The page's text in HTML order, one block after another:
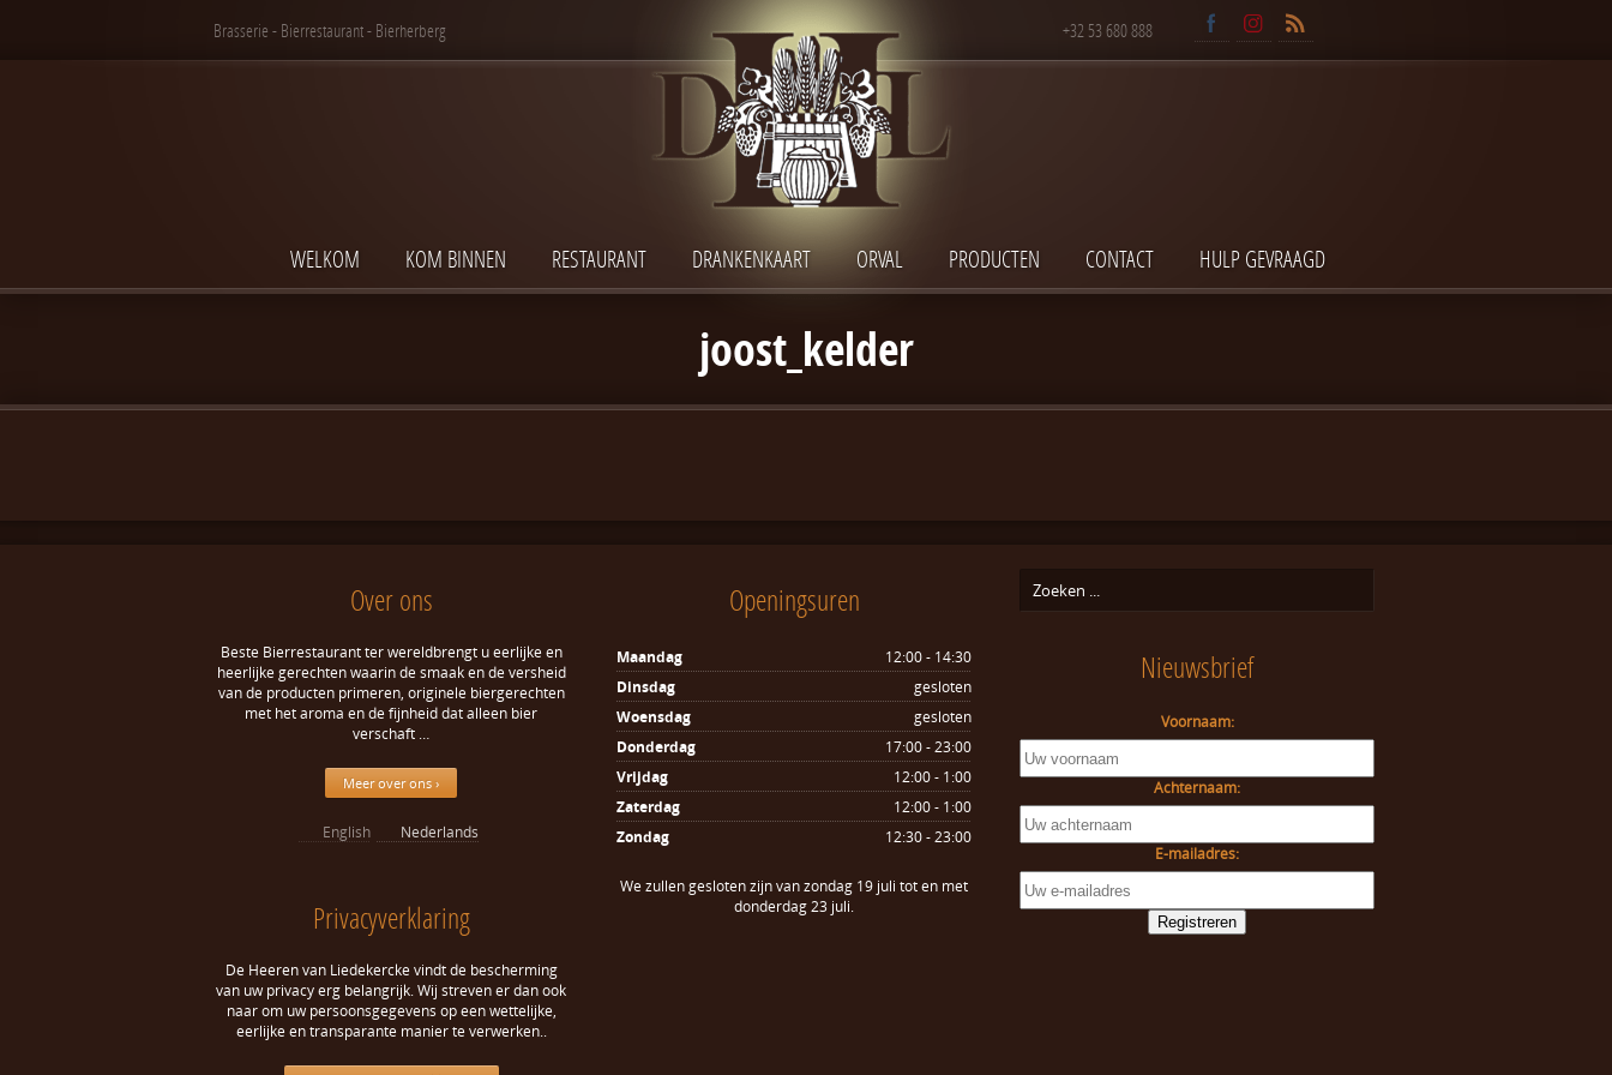
Brasserie - Bierrestaurant - Bierherberg +32 53 680 888
WELKOM KOM BINNEN RESTAURANT DRANKENKAART ORVAL PRODUCTEN CONTACT HULP GEVRAAGD
joost_kelder
Over ons
Beste Bierrestaurant ter wereldbrengt u eerlijke en
heerlijke gerechten waarin de smaak en de versheid
van de producten primeren, originele biergerechten
met het aroma en de fijnheid dat alleen bier
verschaft …
Meer over ons ›
English Nederlands
Privacyverklaring
De Heeren van Liedekercke vindt de bescherming
van uw privacy erg belangrijk. Wij streven er dan ook
naar om uw persoonsgegevens op een wettelijke,
eerlijke en transparante manier te verwerken..
Openingsuren
Maandag
12:00 - 14:30
Dinsdag
gesloten
Woensdag
gesloten
Donderdag
17:00 - 23:00
Vrijdag
12:00 - 1:00
Zaterdag
12:00 - 1:00
Zondag
12:30 - 23:00
We zullen gesloten zijn van zondag 19 juli tot en met
donderdag 23 juli.
Nieuwsbrief
Voornaam:
Achternaam:
E-mailadres: